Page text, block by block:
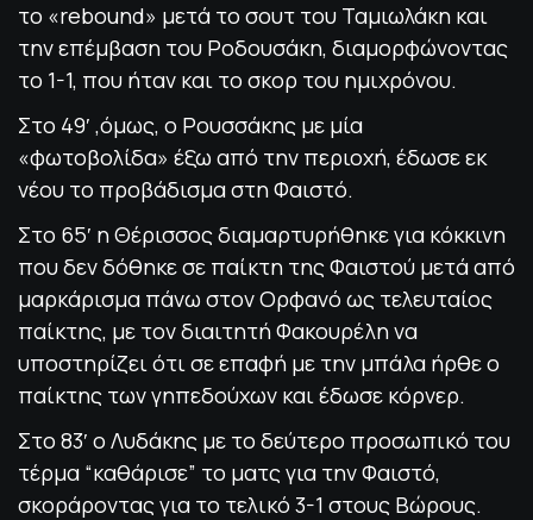
το «rebound» μετά το σουτ του Ταμιωλάκη και
την επέμβαση του Ροδουσάκη, διαμορφώνοντας
το 1-1, που ήταν και το σκορ του ημιχρόνου.
Στο 49′ ,όμως, ο Ρουσσάκης με μία
«φωτοβολίδα» έξω από την περιοχή, έδωσε εκ
νέου το προβάδισμα στη Φαιστό.
Στο 65′ η Θέρισσος διαμαρτυρήθηκε για κόκκινη
που δεν δόθηκε σε παίκτη της Φαιστού μετά από
μαρκάρισμα πάνω στον Ορφανό ως τελευταίος
παίκτης, με τον διαιτητή Φακουρέλη να
υποστηρίζει ότι σε επαφή με την μπάλα ήρθε ο
παίκτης των γηπεδούχων και έδωσε κόρνερ.
Στο 83′ ο Λυδάκης με το δεύτερο προσωπικό του
τέρμα “καθάρισε” το ματς για την Φαιστό,
σκοράροντας για το τελικό 3-1 στους Βώρους.